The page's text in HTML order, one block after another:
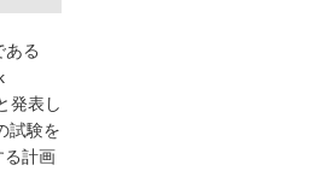
ある
発表し
試験を
る計画